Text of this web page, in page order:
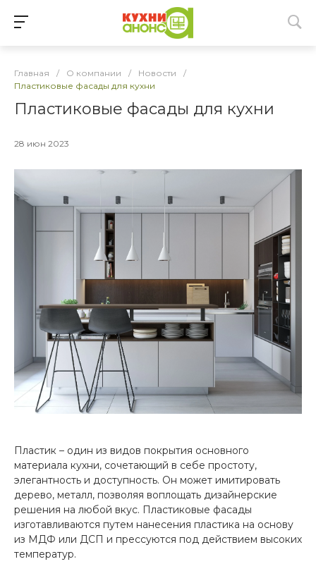
Главная / О компании / Новости
/
Пластиковые фасады для кухни
Пластиковые фасады для кухни
28 июн 2023
Пластик – один из видов покрытия основного
материала кухни, сочетающий в себе простоту,
элегантность и доступность. Он может имитировать
дерево, металл, позволяя воплощать дизайнерские
решения на любой вкус. Пластиковые фасады
изготавливаются путем нанесения пластика на основу
из МДФ или ДСП и прессуются под действием высоких
температур.